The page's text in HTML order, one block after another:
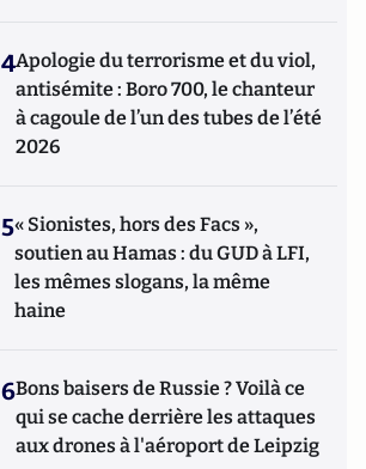
4Apologie du terrorisme et du viol,
antisémite : Boro 700, le chanteur
à cagoule de l’un des tubes de l’été
2026
5« Sionistes, hors des Facs »,
soutien au Hamas : du GUD à LFI,
les mêmes slogans, la même
haine
6Bons baisers de Russie ? Voilà ce
qui se cache derrière les attaques
aux drones à l'aéroport de Leipzig